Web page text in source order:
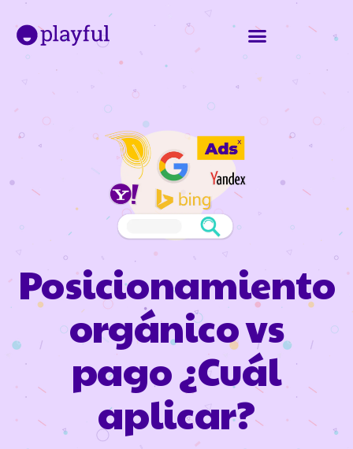
Posicionamiento
orgánico vs
pago ¿Cuál
aplicar?